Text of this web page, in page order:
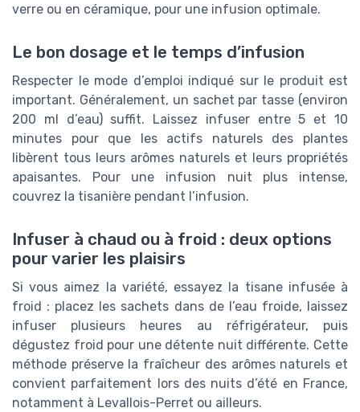
verre ou en céramique, pour une infusion optimale.
Le bon dosage et le temps d’infusion
Respecter le mode d’emploi indiqué sur le produit est
important. Généralement, un sachet par tasse (environ
200 ml d’eau) suffit. Laissez infuser entre 5 et 10
minutes pour que les actifs naturels des plantes
libèrent tous leurs arômes naturels et leurs propriétés
apaisantes. Pour une infusion nuit plus intense,
couvrez la tisanière pendant l’infusion.
Infuser à chaud ou à froid : deux options
pour varier les plaisirs
Si vous aimez la variété, essayez la tisane infusée à
froid : placez les sachets dans de l’eau froide, laissez
infuser plusieurs heures au réfrigérateur, puis
dégustez froid pour une détente nuit différente. Cette
méthode préserve la fraîcheur des arômes naturels et
convient parfaitement lors des nuits d’été en France,
notamment à Levallois-Perret ou ailleurs.